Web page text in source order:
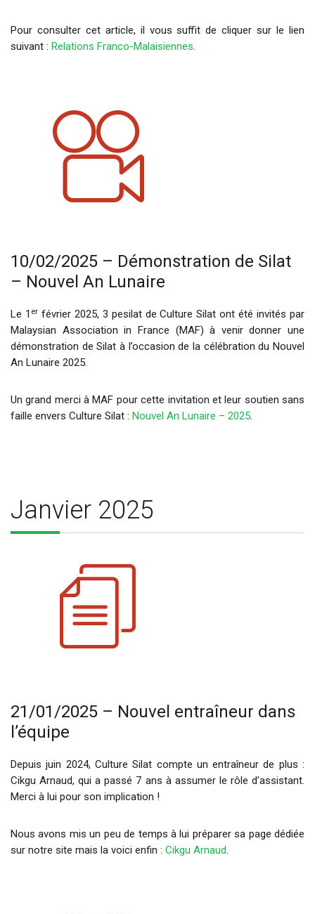
Pour consulter cet article, il vous suffit de cliquer sur le lien
suivant : Relations Franco-Malaisiennes.
10/02/2025 – Démonstration de Silat
– Nouvel An Lunaire
Le 1 erfévrier 2025, 3 pesilat de Culture Silat ont été invités par
Malaysian Association in France (MAF) à venir donner une
démonstration de Silat à l’occasion de la célébration du Nouvel
An Lunaire 2025.
Un grand merci à MAF pour cette invitation et leur soutien sans
faille envers Culture Silat : Nouvel An Lunaire – 2025.
Janvier 2025
21/01/2025 – Nouvel entraîneur dans
l’équipe
Depuis juin 2024, Culture Silat compte un entraîneur de plus :
Cikgu Arnaud, qui a passé 7 ans à assumer le rôle d’assistant.
Merci à lui pour son implication !
Nous avons mis un peu de temps à lui préparer sa page dédiée
sur notre site mais la voici enfin : Cikgu Arnaud.